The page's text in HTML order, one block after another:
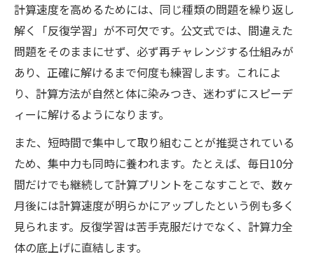
計算力向上プロジェクトで成功する苦手分
野の克服法
楽しく計算速度を伸ばすプロジェクト体験記
小学生が計算速度アップを実感したプロジ
ェクト体験談
実践を通じて計算力が向上した子どもたち
の声
公文式プロジェクトで楽しく計算に取り組
むコツ
日々の努力が計算速度向上につながる成長
ストーリー
計算速度を高めるためには、同じ種類の問題を繰り返し
解く「反復学習」が不可欠です。公文式では、間違えた
問題をそのままにせず、必ず再チャレンジする仕組みが
あり、正確に解けるまで何度も練習します。これによ
り、計算方法が自然と体に染みつき、迷わずにスピーデ
ィーに解けるようになります。
また、短時間で集中して取り組むことが推奨されている
ため、集中力も同時に養われます。たとえば、毎日10分
間だけでも継続して計算プリントをこなすことで、数ヶ
月後には計算速度が明らかにアップしたという例も多く
見られます。反復学習は苦手克服だけでなく、計算力全
体の底上げに直結します。